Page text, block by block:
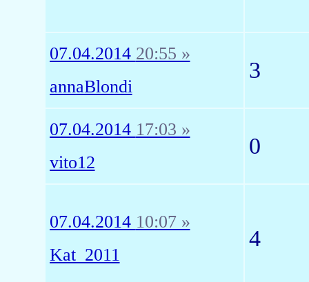
07.04.2014 20:55 »
annaBlondi
3
07.04.2014 17:03 »
vito12
0
07.04.2014 10:07 »
Kat_2011
4